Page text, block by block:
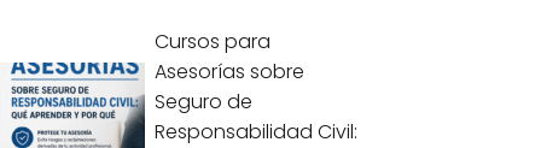
Cursos para
Asesorías sobre
Seguro de
Responsabilidad Civil: